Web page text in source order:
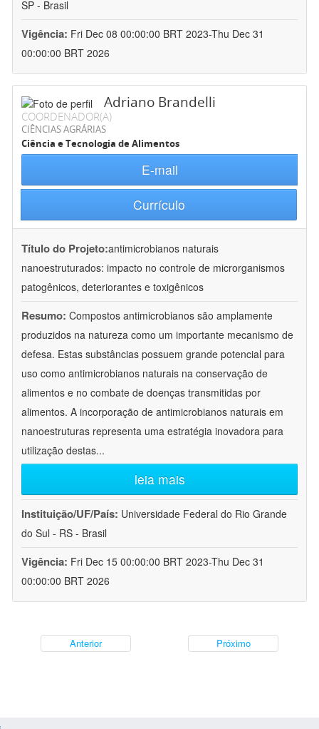
SP - Brasil
Vigência: Fri Dec 08 00:00:00 BRT 2023-Thu Dec 31
00:00:00 BRT 2026
Adriano Brandelli
COORDENADOR(A)
CIÊNCIAS AGRÁRIAS
Ciência e Tecnologia de Alimentos
E-mail
Currículo
Título do Projeto:antimicrobianos naturais
nanoestruturados: impacto no controle de microrganismos
patogênicos, deteriorantes e toxigênicos
Resumo: Compostos antimicrobianos são amplamente
produzidos na natureza como um importante mecanismo de
defesa. Estas substâncias possuem grande potencial para
uso como antimicrobianos naturais na conservação de
alimentos e no combate de doenças transmitidas por
alimentos. A incorporação de antimicrobianos naturais em
nanoestruturas representa uma estratégia inovadora para
utilização destas...
leia mais
Instituição/UF/País: Universidade Federal do Rio Grande
do Sul - RS - Brasil
Vigência: Fri Dec 15 00:00:00 BRT 2023-Thu Dec 31
00:00:00 BRT 2026
Anterior Próximo